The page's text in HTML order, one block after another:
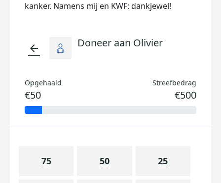
kanker. Namens mij en KWF: dankjewel!
arrow_back Doneer aan Olivier
Opgehaald
€50
Streefbedrag
€500
75 50 25